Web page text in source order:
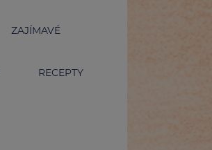
ZAJÍMAVÉ
RECEPTY